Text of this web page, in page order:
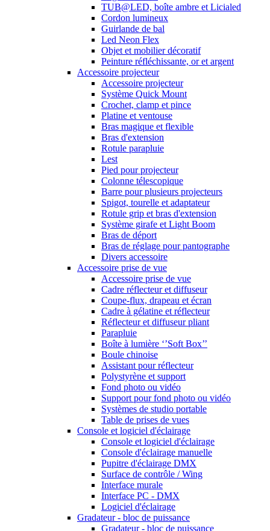
TUB@LED, boîte ambre et Licialed
Cordon lumineux
Guirlande de bal
Led Neon Flex
Objet et mobilier décoratif
Peinture réfléchissante, or et argent
Accessoire projecteur
Accessoire projecteur
Système Quick Mount
Crochet, clamp et pince
Platine et ventouse
Bras magique et flexible
Bras d'extension
Rotule parapluie
Lest
Pied pour projecteur
Colonne télescopique
Barre pour plusieurs projecteurs
Spigot, tourelle et adaptateur
Rotule grip et bras d'extension
Système girafe et Light Boom
Bras de déport
Bras de réglage pour pantographe
Divers accessoire
Accessoire prise de vue
Accessoire prise de vue
Cadre réflecteur et diffuseur
Coupe-flux, drapeau et écran
Cadre à gélatine et réflecteur
Réflecteur et diffuseur pliant
Parapluie
Boîte à lumière ‘’Soft Box’’
Boule chinoise
Assistant pour réflecteur
Polystyrène et support
Fond photo ou vidéo
Support pour fond photo ou vidéo
Systèmes de studio portable
Table de prises de vues
Console et logiciel d'éclairage
Console et logiciel d'éclairage
Console d'éclairage manuelle
Pupitre d'éclairage DMX
Surface de contrôle / Wing
Interface murale
Interface PC - DMX
Logiciel d'éclairage
Gradateur - bloc de puissance
Gradateur - bloc de puissance